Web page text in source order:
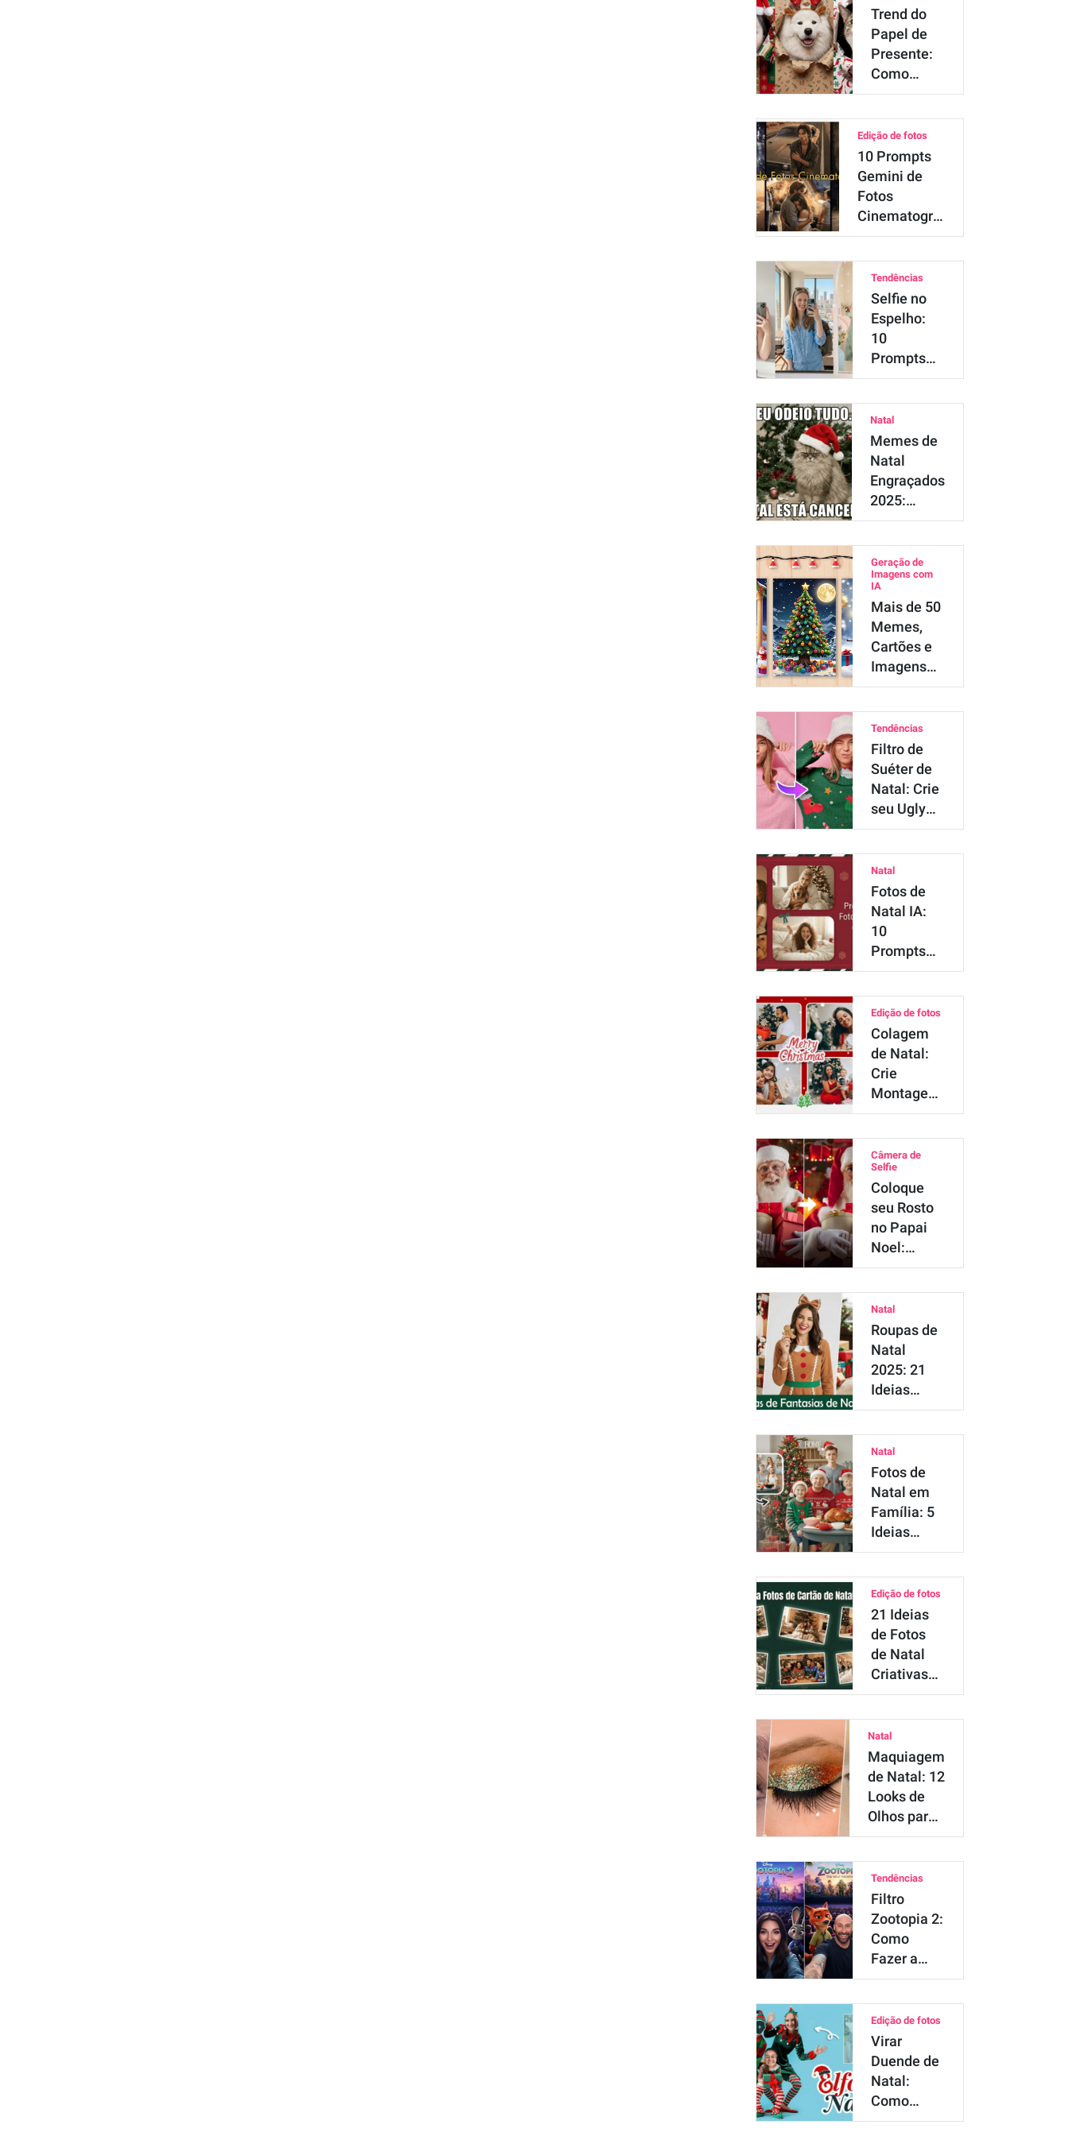
Trend do
Papel de
Presente:
Como
Fazer a
c…
Edição de fotos
10 Prompts
Gemini de
Fotos
Cinematográficas:
…
Tendências
Selfie no
Espelho:
10
Prompts
Gemini
Aesthetic
Natal
Memes de
Natal
Engraçados
2025:
Vídeos e
Geração de
Imagens com
IA
Mais de 50
Memes,
Cartões e
Imagens
de Natal
Tendências
Filtro de
Suéter de
Natal: Crie
seu Ugly
Sweater
Natal
Fotos de
Natal IA:
10
Prompts
Gemini
Banana
Incríveis
Edição de fotos
Colagem
de Natal:
Crie
Montagens
de Fotos
2025
Câmera de
Selfie
Coloque
seu Rosto
no Papai
Noel:
Melhor
Nata…
Natal
Roupas de
Natal
2025: 21
Ideias
Criativas
Arrasar
Natal
Fotos de
Natal em
Família: 5
Ideias
Criativas
Edição de fotos
21 Ideias
de Fotos
de Natal
Criativas
para
(2025)
Natal
Maquiagem
de Natal: 12
Looks de
Olhos para
Brilhar em
Tendências
Filtro
Zootopia 2:
Como
Fazer a
Trend Viral
Nick
Edição de fotos
Virar
Duende de
Natal:
Como
Colocar